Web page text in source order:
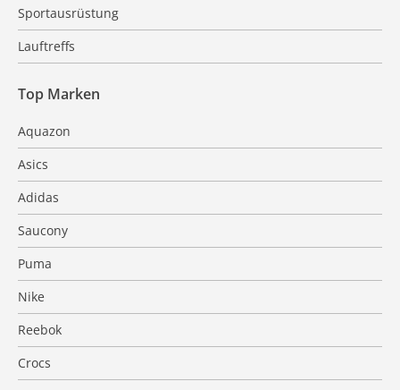
Sportausrüstung
Lauftreffs
Top Marken
Aquazon
Asics
Adidas
Saucony
Puma
Nike
Reebok
Crocs